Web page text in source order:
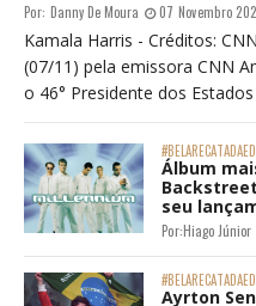
Por: Danny De Moura 07 Novembro
Kamala Harris - Créditos:
(07/11) pela emissora CNN
o 46° Presidente dos Estados
Álbum
seu
Por:Hiago Júnior
Ayrton